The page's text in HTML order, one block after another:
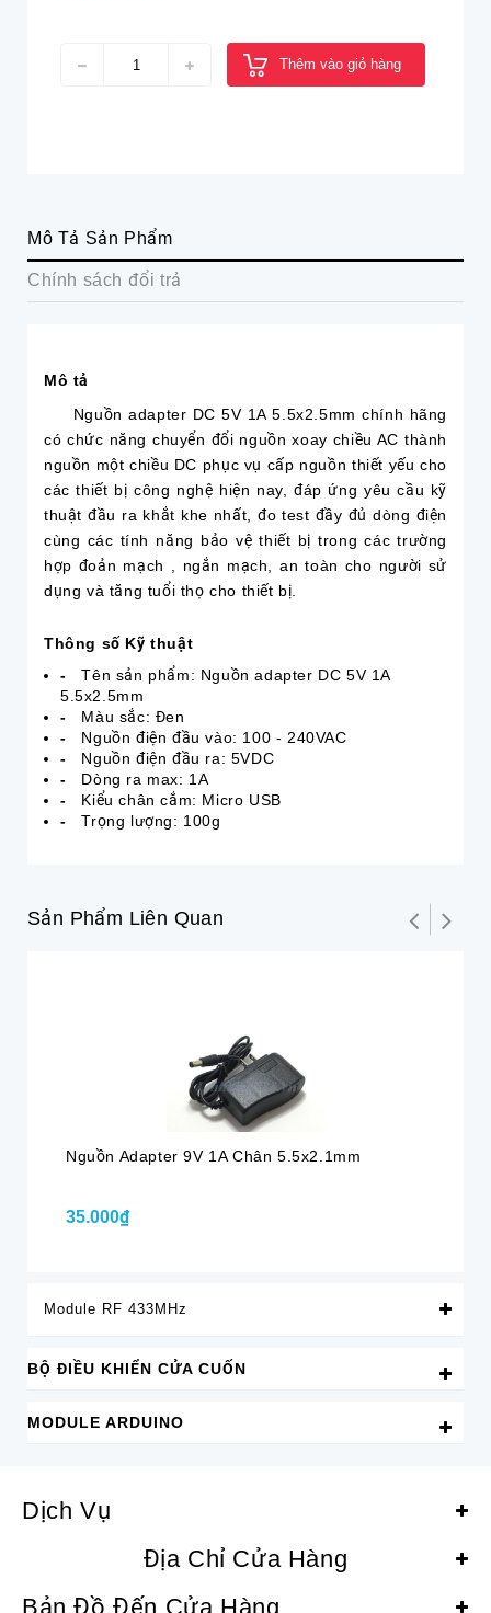
Thêm vào giỏ hàng
Mô Tả Sản Phẩm
Chính sách đổi trả
Mô tả
Nguồn adapter DC 5V 1A 5.5x2.5mm chính hãng
có chức năng chuyển đổi nguồn xoay chiều AC thành
nguồn một chiều DC phục vụ cấp nguồn thiết yếu cho
các thiết bị công nghệ hiện nay, đáp ứng yêu cầu kỹ
thuật đầu ra khắt khe nhất, đo test đầy đủ dòng điện
cùng các tính năng bảo vệ thiết bị trong các trường
hợp đoản mạch , ngắn mạch, an toàn cho người sử
dụng và tăng tuổi thọ cho thiết bị.
Thông số Kỹ thuật
-Tên sản phẩm: Nguồn adapter DC 5V 1A
5.5x2.5mm
- Màu sắc: Đen
- Nguồn điện đầu vào: 100 - 240VAC
- Nguồn điện đầu ra: 5VDC
- Dòng ra max: 1A
- Kiểu chân cắm: Micro USB
-Trọng lượng: 100g
Sản Phẩm Liên Quan
Nguồn Adapter 9V 1A Chân 5.5x2.1mm
35.000₫
Module RF 433MHz
BỘ ĐIỀU KHIỂN CỬA CUỐN
MODULE ARDUINO
Dịch Vụ
Địa Chỉ Cửa Hàng
Bản Đồ Đến Cửa Hàng